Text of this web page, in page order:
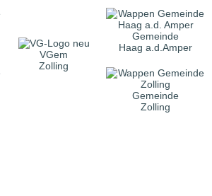
VGem
Zolling
Gemeinde
Haag a.d.Amper
Gemeinde
Zolling